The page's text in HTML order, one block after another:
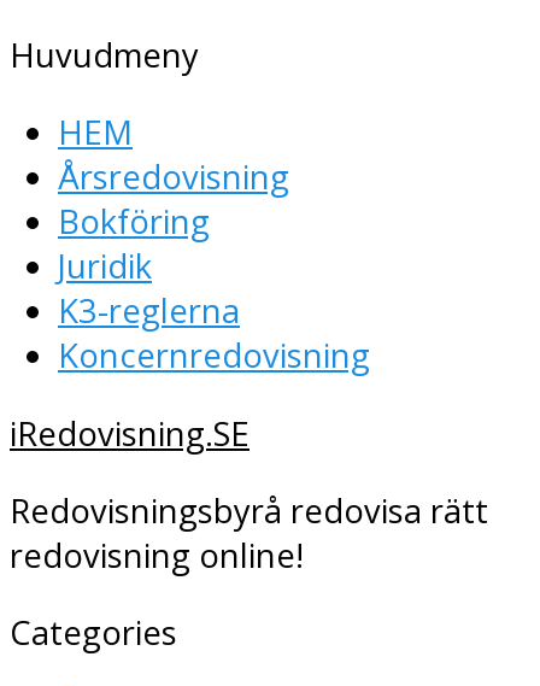
Huvudmeny
HEM
Årsredovisning
Bokföring
Juridik
K3-reglerna
Koncernredovisning
iRedovisning.SE
Redovisningsbyrå redovisa rätt
redovisning online!
Categories